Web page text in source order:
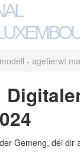
- agefierwt
Gemeng, déi